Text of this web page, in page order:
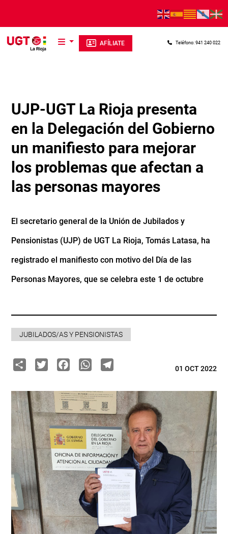
AFÍLIATE Teléfono: 941 240 022
UJP-UGT La Rioja presenta
en la Delegación del Gobierno
un manifiesto para mejorar
los problemas que afectan a
las personas mayores
El secretario general de la Unión de Jubilados y
Pensionistas (UJP) de UGT La Rioja, Tomás Latasa, ha
registrado el manifiesto con motivo del Día de las
Personas Mayores, que se celebra este 1 de octubre
JUBILADOS/AS Y PENSIONISTAS
ShareTwitterFacebook
WhatsApp
Telegram01 OCT 2022